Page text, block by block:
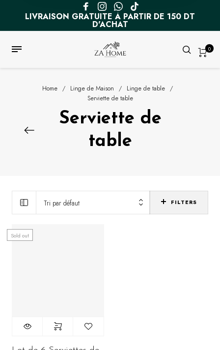
LIVRAISON GRATUITE À PARTIR DE 150 DT
D'ACHAT
0
Home / Linge de Maison / Linge de table /
Serviette de table
Serviette de
table
Tri par défaut FILTERS
Sold out